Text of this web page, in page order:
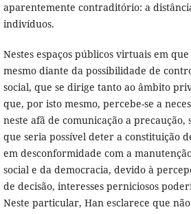
aparentemente contraditório: a
indivíduos.
Nestes espaços públicos virtuais em
mesmo diante da possibilidade de
social, que se dirige tanto ao âmbito
que, por isto mesmo, percebe-se a
neste afã de comunicação a precaução,
que seria possível deter a constituição
em desconformidade com a
social e da democracia, devido à
de decisão, interesses perniciosos
Neste particular, Han esclarece que